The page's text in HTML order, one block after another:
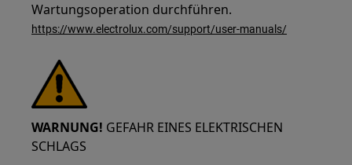
Wartungsoperation durchführen.
https://www.electrolux.com/support/user-manuals/
WARNUNG! GEFAHR EINES ELEKTRISCHEN
SCHLAGS